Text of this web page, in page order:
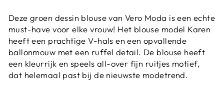
Deze groen dessin blouse van Vero Moda is een echte
must-have voor elke vrouw! Het blouse model Karen
heeft een prachtige V-hals en een opvallende
ballonmouw met een ruffel detail. De blouse heeft
een kleurrijk en speels all-over fijn ruitjes motief,
dat helemaal past bij de nieuwste modetrend.